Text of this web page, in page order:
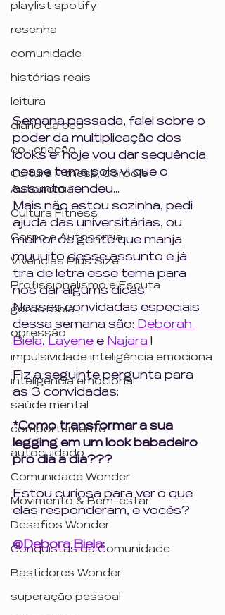
playlist spotify
resenha
comunidade
histórias reais
leitura
diário da ceo
co -criação
Cultura Fitness, Corpo e
Autonomia,
Cultura Fitness
Corpo e Autonomia
Vivências Plus Size
Profissionalismo e Escuta
gordofobia
opressão
impulsividade inteligência emociona
inteligência emocional
saúde mental
comportamento
autocuidado
Comunidade Wonder
Movimento & Bem-estar
Desafios Wonder
Conquistas da Comunidade
Bastidores Wonder
superação pessoal
Semana passada, falei sobre o
poder da multiplicação dos
looks e  hoje vou dar sequência
nesse tema pois vi que o
assunto rendeu...
Mais não estou sozinha, pedi
ajuda das universitárias, ou
melhor de gente que manja
muuuito desse assunto e já
tira de letra esse tema para
nos dar algums dicas.
Nossas convidadas especiais
dessa semana são: Deborah
Biela, Layene e Najara !
Fiz a seguinte pergunta para
as 3 convidadas:
*Como transformar a sua
legging em um look babadeiro
pro dia a dia???
Estou curiosa para ver o que
elas responderam, e vocês?
@Debora Biela: